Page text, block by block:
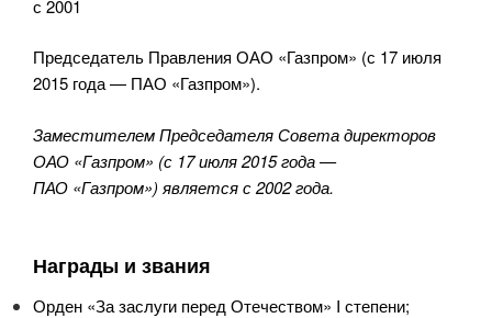
с 2001
Председатель Правления ОАО «Газпром» (с 17 июля
2015 года — ПАО «Газпром»).
Заместителем Председателя Совета директоров
ОАО «Газпром» (с 17 июля 2015 года —
ПАО «Газпром») является с 2002 года.
Награды и звания
Орден «За заслуги перед Отечеством» I степени;